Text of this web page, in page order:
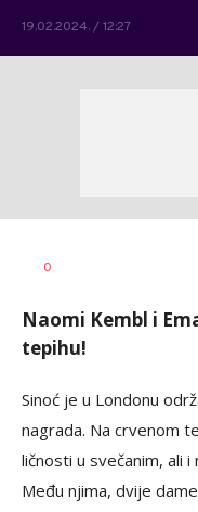
19.02.2024. / 12:27
AUTOR
0
Naomi Kembl i
tepihu!
Sinoć je u Londonu
nagrada. Na crvenom
ličnosti u svečanim, ali
Među njima, dvije